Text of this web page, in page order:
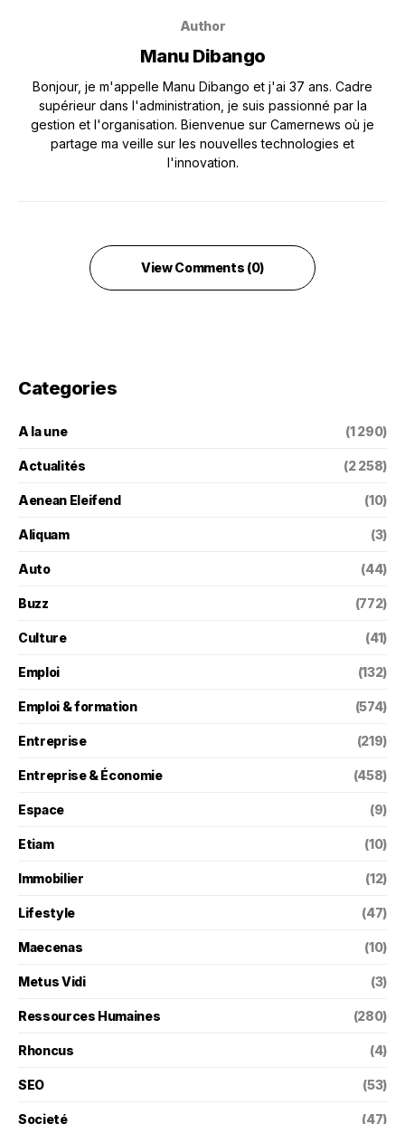
Author
Manu Dibango
Bonjour, je m'appelle Manu Dibango et j'ai 37 ans. Cadre
supérieur dans l'administration, je suis passionné par la
gestion et l'organisation. Bienvenue sur Camernews où je
partage ma veille sur les nouvelles technologies et
l'innovation.
View Comments (0)
Categories
A la une (1 290)
Actualités (2 258)
Aenean Eleifend (10)
Aliquam (3)
Auto (44)
Buzz (772)
Culture (41)
Emploi (132)
Emploi & formation (574)
Entreprise (219)
Entreprise & Économie (458)
Espace (9)
Etiam (10)
Immobilier (12)
Lifestyle (47)
Maecenas (10)
Metus Vidi (3)
Ressources Humaines (280)
Rhoncus (4)
SEO (53)
Societé (47)